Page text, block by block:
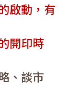
啟動，有
開印時
、談市